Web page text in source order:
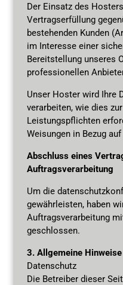
Der Einsatz des
Vertragserfüllung
bestehenden Kunden
im Interesse einer
Bereitstellung unseres
professionellen
Unser Hoster wird Ihre
verarbeiten, wie dies
Leistungspflichten
Weisungen in Bezug
Abschluss eines
Auftragsverarbeitung
Um die
gewährleisten, haben
Auftragsverarbeitung
geschlossen.
3. Allgemeine
Datenschutz
Die Betreiber dieser